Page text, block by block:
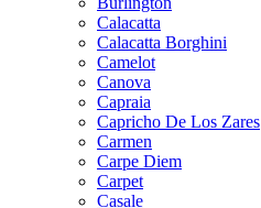
Calacatta
Calacatta Borghini
Camelot
Canova
Capraia
Capricho De Los Zares
Carmen
Carpe Diem
Carpet
Casale